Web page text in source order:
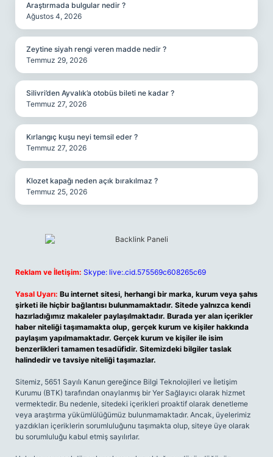
Araştırmada bulgular nedir ?
Ağustos 4, 2026
Zeytine siyah rengi veren madde nedir ?
Temmuz 29, 2026
Silivri’den Ayvalık’a otobüs bileti ne kadar ?
Temmuz 27, 2026
Kırlangıç kuşu neyi temsil eder ?
Temmuz 27, 2026
Klozet kapağı neden açık bırakılmaz ?
Temmuz 25, 2026
Reklam ve İletişim: Skype: live:.cid.575569c608265c69
Yasal Uyarı: Bu internet sitesi, herhangi bir marka, kurum veya şahıs
şirketi ile hiçbir bağlantısı bulunmamaktadır. Sitede yalnızca kendi
hazırladığımız makaleler paylaşılmaktadır. Burada yer alan içerikler
haber niteliği taşımamakta olup, gerçek kurum ve kişiler hakkında
paylaşım yapılmamaktadır. Gerçek kurum ve kişiler ile isim
benzerlikleri tamamen tesadüfidir. Sitemizdeki bilgiler taslak
halindedir ve tavsiye niteliği taşımazlar.
Sitemiz, 5651 Sayılı Kanun gereğince Bilgi Teknolojileri ve İletişim
Kurumu (BTK) tarafından onaylanmış bir Yer Sağlayıcı olarak hizmet
vermektedir. Bu nedenle, sitedeki içerikleri proaktif olarak denetleme
veya araştırma yükümlülüğümüz bulunmamaktadır. Ancak, üyelerimiz
yazdıkları içeriklerin sorumluluğunu taşımakta olup, siteye üye olarak
bu sorumluluğu kabul etmiş sayılırlar.